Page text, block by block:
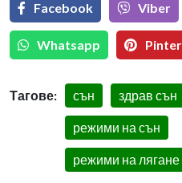
Facebook Viber
Whatsapp
Тагове: сън здрав сън
режими на сън
режими на лягане